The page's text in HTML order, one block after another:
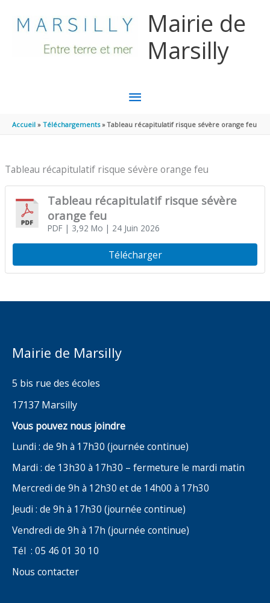
Mairie de
Marsilly
MENU
PRINCIPAL
Accueil Téléchargements Tableau récapitulatif risque sévère orange feu
Tableau récapitulatif risque sévère orange feu
Tableau récapitulatif risque sévère
orange feu
PDF| 3,92 Mo | 24 Juin 2026
Télécharger
Mairie de Marsilly
5 bis rue des écoles
17137 Marsilly
Vous pouvez nous joindre
Lundi : de 9h à 17h30 (journée continue)
Mardi : de 13h30 à 17h30 – fermeture le mardi matin
Mercredi de 9h à 12h30 et de 14h00 à 17h30
Jeudi : de 9h à 17h30 (journée continue)
Vendredi de 9h à 17h (journée continue)
Tél : 05 46 01 30 10
Nous contacter